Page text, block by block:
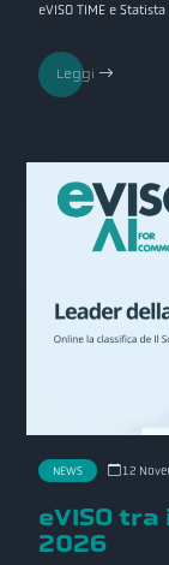
eVISO TIME e
Leggi
NEWS 12
eVISO
2026